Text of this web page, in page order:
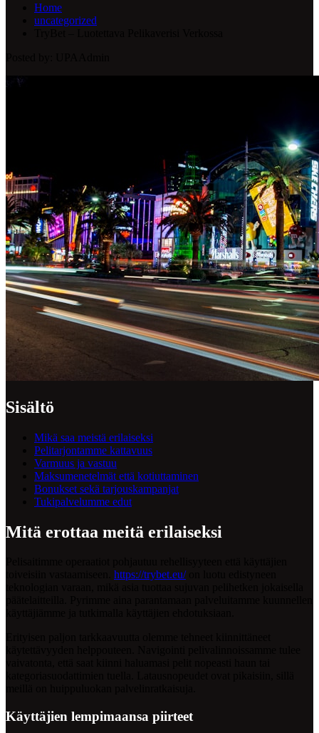
Home
uncategorized
Sisältö
Mikä saa meistä erilaiseksi
Pelitarjontamme kattavuus
Varmuus ja vastuu
Maksumenetelmät että kotiuttaminen
Bonukset sekä tarjouskampanjat
Tukipalvelumme edut
Mitä erottaa meitä erilaiseksi
https://trybet.eu/on luotu edistyneen
Käyttäjien lempimaansa piirteet